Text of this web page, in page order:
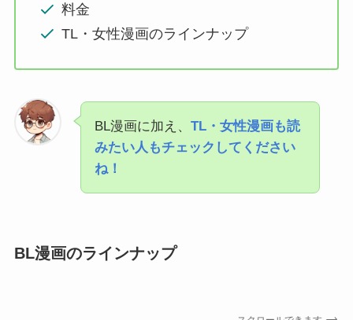
料金
TL・女性漫画のラインナップ
BL漫画に加え、 TL・女性漫画も読
みたい人もチェックしてください
ね！
BL漫画のラインナップ